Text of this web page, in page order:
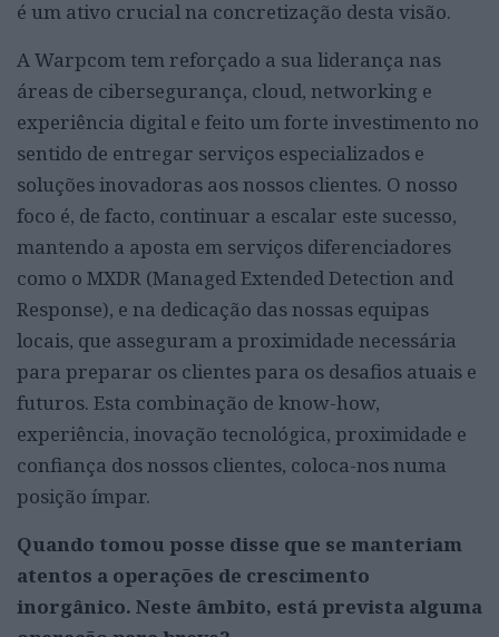
é um ativo crucial na concretização desta visão.
A Warpcom tem reforçado a sua liderança nas
áreas de cibersegurança, cloud, networking e
experiência digital e feito um forte investimento no
sentido de entregar serviços especializados e
soluções inovadoras aos nossos clientes. O nosso
foco é, de facto, continuar a escalar este sucesso,
mantendo a aposta em serviços diferenciadores
como o MXDR (Managed Extended Detection and
Response), e na dedicação das nossas equipas
locais, que asseguram a proximidade necessária
para preparar os clientes para os desafios atuais e
futuros. Esta combinação de know-how,
experiência, inovação tecnológica, proximidade e
confiança dos nossos clientes, coloca-nos numa
posição ímpar.
Quando tomou posse disse que se manteriam
atentos a operações de crescimento
inorgânico. Neste âmbito, está prevista alguma